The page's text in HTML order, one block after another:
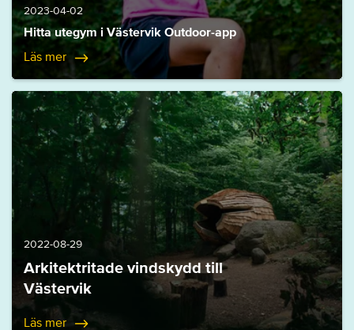
2023-04-02
Hitta utegym i Västervik Outdoor-app
Läs mer
2022-08-29
Arkitektritade vindskydd till
Västervik
Läs mer